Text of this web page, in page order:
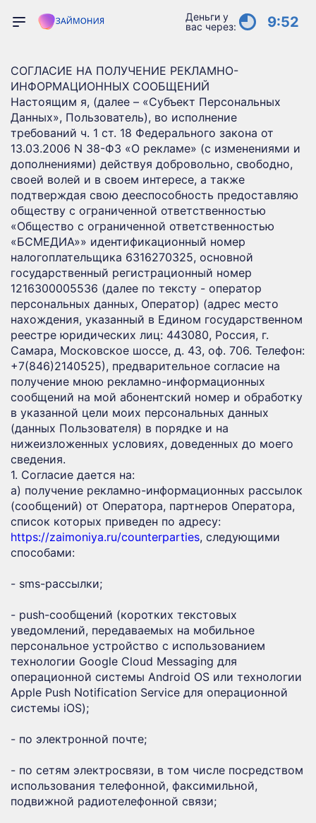
Деньги у
вас через:
9:52
СОГЛАСИЕ НА ПОЛУЧЕНИЕ РЕКЛАМНО-
ИНФОРМАЦИОННЫХ СООБЩЕНИЙ
Настоящим я, (далее – «Субъект Персональных
Данных», Пользователь), во исполнение
требований ч. 1 ст. 18 Федерального закона от
13.03.2006 N 38-ФЗ «О рекламе» (с изменениями и
дополнениями) действуя добровольно, свободно,
своей волей и в своем интересе, а также
подтверждая свою дееспособность предоставляю
обществу с ограниченной ответственностью
«Общество с ограниченной ответственностью
«БСМЕДИА»» идентификационный номер
налогоплательщика 6316270325, основной
государственный регистрационный номер
1216300005536 (далее по тексту - оператор
персональных данных, Оператор) (адрес место
нахождения, указанный в Едином государственном
реестре юридических лиц: 443080, Россия, г.
Самара, Московское шоссе, д. 43, оф. 706. Телефон:
+7(846)2140525), предварительное согласие на
получение мною рекламно-информационных
сообщений на мой абонентский номер и обработку
в указанной цели моих персональных данных
(данных Пользователя) в порядке и на
нижеизложенных условиях, доведенных до моего
сведения.
1. Согласие дается на:
a) получение рекламно-информационных рассылок
(сообщений) от Оператора, партнеров Оператора,
список которых приведен по адресу:
https://zaimoniya.ru/counterparties, следующими
способами:
- sms-рассылки;
- push-сообщений (коротких текстовых
уведомлений, передаваемых на мобильное
персональное устройство с использованием
технологии Google Cloud Messaging для
операционной системы Android OS или технологии
Apple Push Notification Service для операционной
системы iOS);
- по электронной почте;
- по сетям электросвязи, в том числе посредством
использования телефонной, факсимильной,
подвижной радиотелефонной связи;